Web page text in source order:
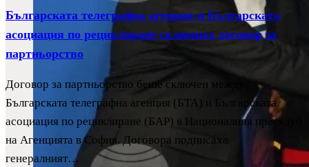
Българската телеграфна агенция и Българската
асоциация по рециклиране сключиха договор за
партньорство
Договор за партньорство беше сключен между
Българската телеграфна агенция (БТА) и Българската
асоциация по рециклиране (БАР) в Националния пресклуб
на Агенцията в София. Договора подписаха
генералният…